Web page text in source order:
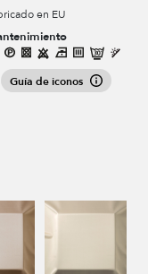
en EU
Guía de iconos